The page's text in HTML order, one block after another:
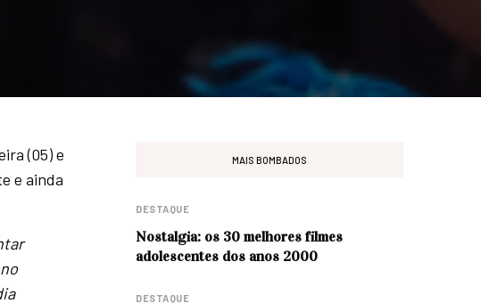
(05) e
e ainda
MAIS BOMBADOS
DESTAQUE
Nostalgia: os 30 melhores filmes
adolescentes dos anos 2000
DESTAQUE